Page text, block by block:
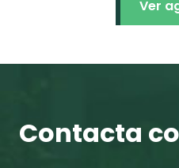
Ver
Contacta